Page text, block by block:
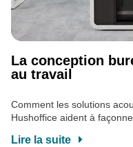
La conception
au travail
Comment les solutions
Hushoffice aident à
Lire la suite